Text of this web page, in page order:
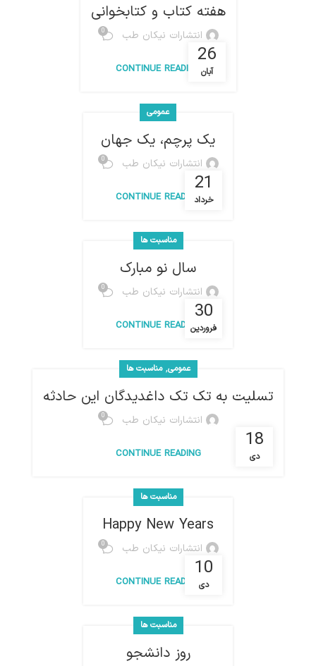
26
آبان
هفته کتاب و کتابخوانی
انتشارات نیکان طب 0
CONTINUE READING
21
خرداد
عمومی
یک پرچم، یک جهان
انتشارات نیکان طب 0
CONTINUE READING
30
فروردین
مناسبت ها
سال نو مبارک
انتشارات نیکان طب 0
CONTINUE READING
18
دی
عمومی,مناسبت ها
تسلیت به تک تک داغدیدگان این حادثه
انتشارات نیکان طب 0
CONTINUE READING
10
دی
مناسبت ها
Happy New Years
انتشارات نیکان طب 0
CONTINUE READING
مناسبت ها
روز دانشجو